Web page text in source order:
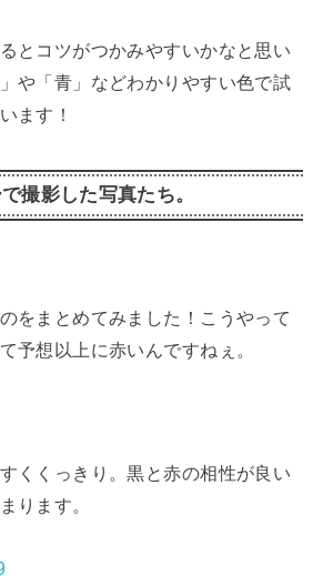
とコツがつかみやすいかなと思い
や「青」などわかりやすい色で試
ます！
撮影した写真たち。
をまとめてみました！こうやって
予想以上に赤いんですねぇ。
くくっきり。黒と赤の相性が良い
ります。